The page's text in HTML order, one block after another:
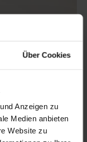
Über Cookies
Anzeigen zu
Medien anbieten
Website zu